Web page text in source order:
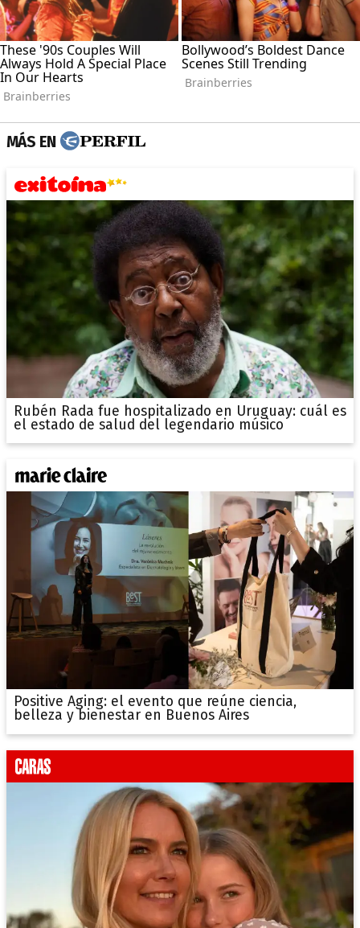
MÁS EN
Rubén Rada fue hospitalizado en Uruguay: cuál es
el estado de salud del legendario músico
Positive Aging: el evento que reúne ciencia,
belleza y bienestar en Buenos Aires